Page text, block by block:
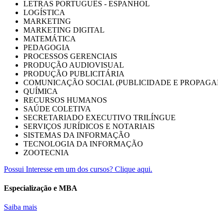
LETRAS PORTUGUÊS - ESPANHOL
LOGÍSTICA
MARKETING
MARKETING DIGITAL
MATEMÁTICA
PEDAGOGIA
PROCESSOS GERENCIAIS
PRODUÇÃO AUDIOVISUAL
PRODUÇÃO PUBLICITÁRIA
COMUNICAÇÃO SOCIAL (PUBLICIDADE E
QUÍMICA
RECURSOS HUMANOS
SAÚDE COLETIVA
SECRETARIADO EXECUTIVO TRILÍNGUE
SERVIÇOS JURÍDICOS E NOTARIAIS
SISTEMAS DA INFORMAÇÃO
TECNOLOGIA DA INFORMAÇÃO
ZOOTECNIA
Possui Interesse em um dos cursos? Clique aqui.
Especialização e MBA
Saiba mais